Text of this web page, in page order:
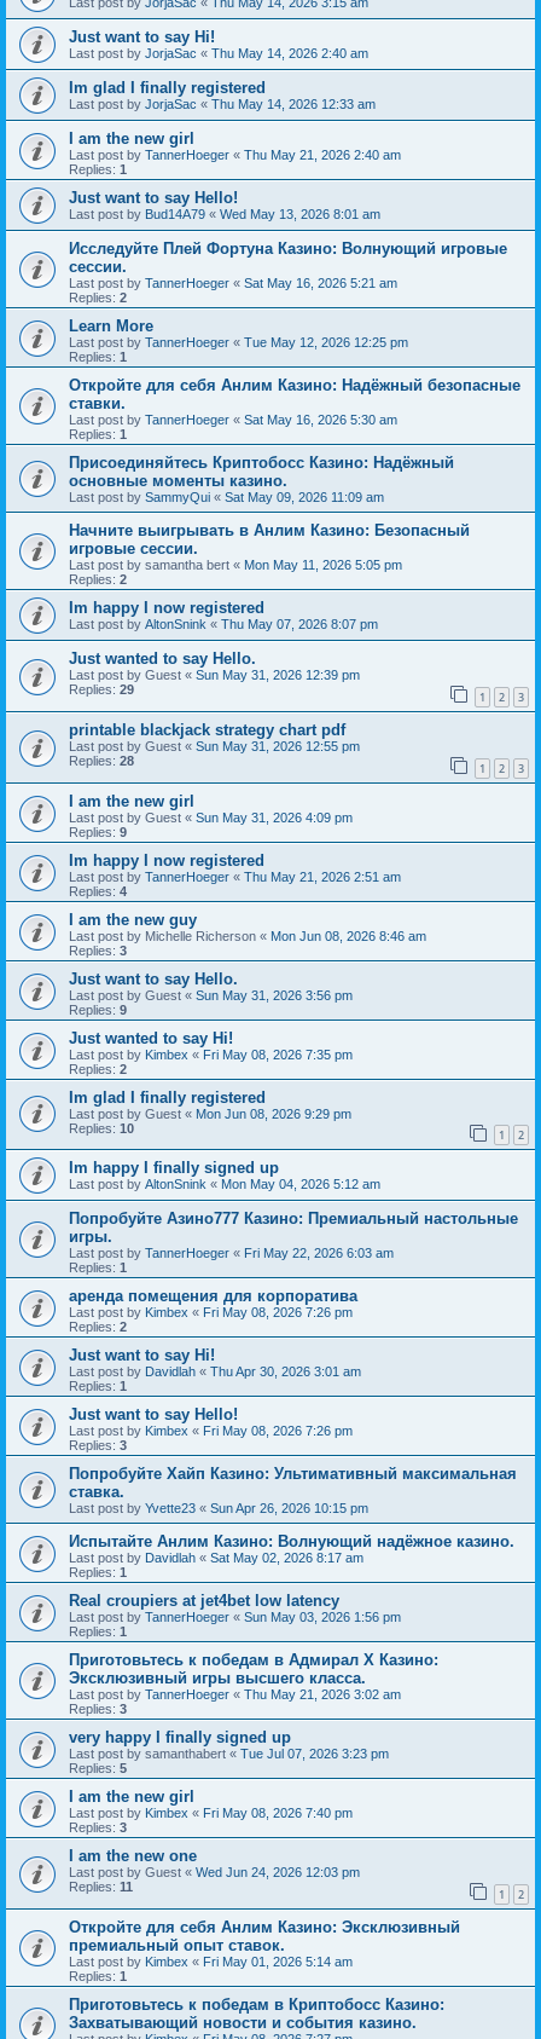
Last post by JorjaSac « Thu May 14, 2026 3:15 am
Just want to say Hi!
Last post by JorjaSac « Thu May 14, 2026 2:40 am
Im glad I finally registered
Last post by JorjaSac « Thu May 14, 2026 12:33 am
I am the new girl
Last post by TannerHoeger « Thu May 21, 2026 2:40 am
Replies: 1
Just want to say Hello!
Last post by Bud14A79 « Wed May 13, 2026 8:01 am
Исследуйте Плей Фортуна Казино: Волнующий игровые
сессии.
Last post by TannerHoeger « Sat May 16, 2026 5:21 am
Replies: 2
Learn More
Last post by TannerHoeger « Tue May 12, 2026 12:25 pm
Replies: 1
Откройте для себя Анлим Казино: Надёжный безопасные
ставки.
Last post by TannerHoeger « Sat May 16, 2026 5:30 am
Replies: 1
Присоединяйтесь Криптобосс Казино: Надёжный
основные моменты казино.
Last post by SammyQui « Sat May 09, 2026 11:09 am
Начните выигрывать в Анлим Казино: Безопасный
игровые сессии.
Last post by samantha bert « Mon May 11, 2026 5:05 pm
Replies: 2
Im happy I now registered
Last post by AltonSnink « Thu May 07, 2026 8:07 pm
Just wanted to say Hello.
Last post by Guest « Sun May 31, 2026 12:39 pm
Replies: 29 1 2 3
printable blackjack strategy chart pdf
Last post by Guest « Sun May 31, 2026 12:55 pm
Replies: 28 1 2 3
I am the new girl
Last post by Guest « Sun May 31, 2026 4:09 pm
Replies: 9
Im happy I now registered
Last post by TannerHoeger « Thu May 21, 2026 2:51 am
Replies: 4
I am the new guy
Last post by Michelle Richerson « Mon Jun 08, 2026 8:46 am
Replies: 3
Just want to say Hello.
Last post by Guest « Sun May 31, 2026 3:56 pm
Replies: 9
Just wanted to say Hi!
Last post by Kimbex « Fri May 08, 2026 7:35 pm
Replies: 2
Im glad I finally registered
Last post by Guest « Mon Jun 08, 2026 9:29 pm
Replies: 10 1 2
Im happy I finally signed up
Last post by AltonSnink « Mon May 04, 2026 5:12 am
Попробуйте Азино777 Казино: Премиальный настольные
игры.
Last post by TannerHoeger « Fri May 22, 2026 6:03 am
Replies: 1
аренда помещения для корпоратива
Last post by Kimbex « Fri May 08, 2026 7:26 pm
Replies: 2
Just want to say Hi!
Last post by Davidlah « Thu Apr 30, 2026 3:01 am
Replies: 1
Just want to say Hello!
Last post by Kimbex « Fri May 08, 2026 7:26 pm
Replies: 3
Попробуйте Хайп Казино: Ультимативный максимальная
ставка.
Last post by Yvette23 « Sun Apr 26, 2026 10:15 pm
Испытайте Анлим Казино: Волнующий надёжное казино.
Last post by Davidlah « Sat May 02, 2026 8:17 am
Replies: 1
Real croupiers at jet4bet low latency
Last post by TannerHoeger « Sun May 03, 2026 1:56 pm
Replies: 1
Приготовьтесь к победам в Адмирал Х Казино:
Эксклюзивный игры высшего класса.
Last post by TannerHoeger « Thu May 21, 2026 3:02 am
Replies: 3
very happy I finally signed up
Last post by samanthabert « Tue Jul 07, 2026 3:23 pm
Replies: 5
I am the new girl
Last post by Kimbex « Fri May 08, 2026 7:40 pm
Replies: 3
I am the new one
Last post by Guest « Wed Jun 24, 2026 12:03 pm
Replies: 11 1 2
Откройте для себя Анлим Казино: Эксклюзивный
премиальный опыт ставок.
Last post by Kimbex « Fri May 01, 2026 5:14 am
Replies: 1
Приготовьтесь к победам в Криптобосс Казино:
Захватывающий новости и события казино.